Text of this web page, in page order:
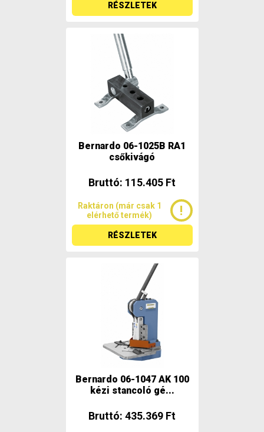
RÉSZLETEK
Bernardo 06-1025B RA1
csőkivágó
Bruttó: 115.405 Ft
Raktáron (már csak 1
elérhető termék)
RÉSZLETEK
Bernardo 06-1047 AK 100
kézi stancoló gé...
Bruttó: 435.369 Ft